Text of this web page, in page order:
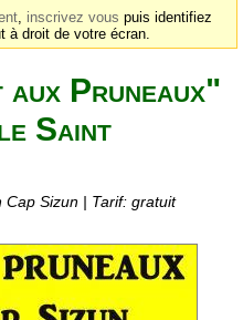
, inscrivez vous puis identifiez
à droit de votre écran.
aux Pruneaux"
Saint
Cap Sizun | Tarif: gratuit